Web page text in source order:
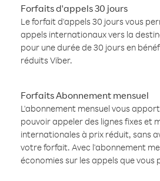
Forfaits d'appels 30 jours
Le forfait d'appels 30 jours vous
appels internationaux vers la
pour une durée de 30 jours en
réduits Viber.
Forfaits Abonnement mensuel
L'abonnement mensuel vous
pouvoir appeler des lignes fixes et
internationales à prix réduit, sans
votre forfait. Avec l'abonnement
économies sur les appels que vous